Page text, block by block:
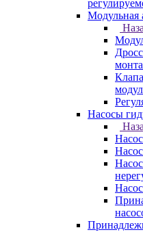
Модульная
Насосы